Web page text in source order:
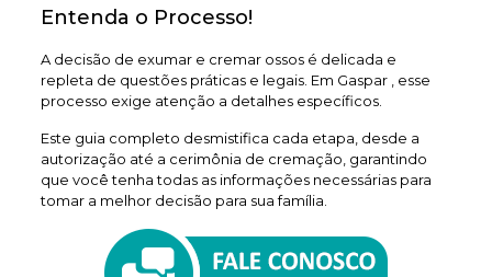
Entenda o Processo!
A decisão de exumar e cremar ossos é delicada e
repleta de questões práticas e legais. Em Gaspar , esse
processo exige atenção a detalhes específicos.
Este guia completo desmistifica cada etapa, desde a
autorização até a cerimônia de cremação, garantindo
que você tenha todas as informações necessárias para
tomar a melhor decisão para sua família.